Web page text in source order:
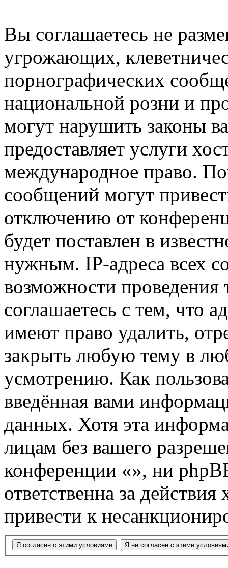
Вы соглашаетесь не
угрожающих,
порнографических
национальной розни и
могут нарушить законы
предоставляет услуги
международное право.
сообщений могут
отключению от
будет поставлен в
нужным. IP-адреса всех
возможности
соглашаетесь с тем, что
имеют право удалить,
закрыть любую тему в
усмотрению. Как
введённая вами
данных. Хотя эта
лицам без вашего
конференции «», ни
ответственна за
привести к